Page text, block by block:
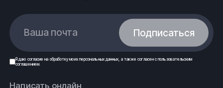
Ваша почта Подписаться
Я даю согласие на обработку моих персональных данных , а также согласен спользовательским
соглашением.
Написать онлайн